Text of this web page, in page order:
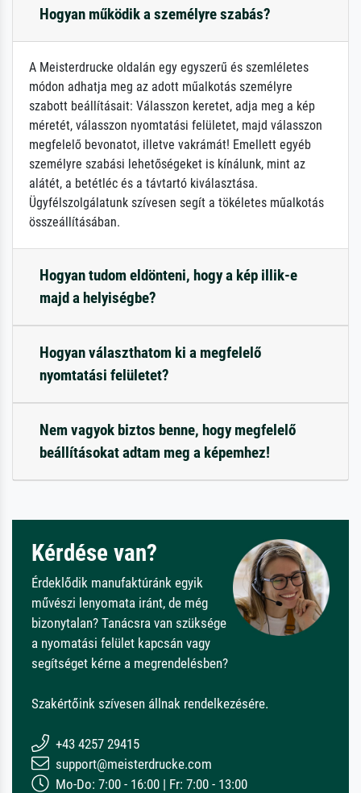
Hogyan működik a személyre szabás?
A Meisterdrucke oldalán egy egyszerű és szemléletes
módon adhatja meg az adott műalkotás személyre
szabott beállításait: Válasszon keretet, adja meg a kép
méretét, válasszon nyomtatási felületet, majd válasszon
megfelelő bevonatot, illetve vakrámát! Emellett egyéb
személyre szabási lehetőségeket is kínálunk, mint az
alátét, a betétléc és a távtartó kiválasztása.
Ügyfélszolgálatunk szívesen segít a tökéletes műalkotás
összeállításában.
Hogyan tudom eldönteni, hogy a kép illik-e
majd a helyiségbe?
Hogyan választhatom ki a megfelelő
nyomtatási felületet?
Nem vagyok biztos benne, hogy megfelelő
beállításokat adtam meg a képemhez!
Kérdése van?
Érdeklődik manufaktúránk egyik
művészi lenyomata iránt, de még
bizonytalan? Tanácsra van szüksége
a nyomatási felület kapcsán vagy
segítséget kérne a megrendelésben?
Szakértőink szívesen állnak rendelkezésére.
+43 4257 29415
support@meisterdrucke.com
Mo-Do: 7:00 - 16:00 | Fr: 7:00 - 13:00